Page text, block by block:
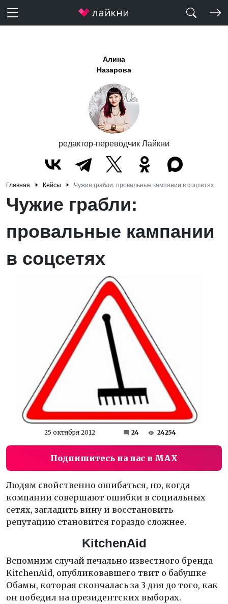
Алина
Назарова
редактор-переводчик Лайкни
Главная Кейсы Чужие грабли: провальные кампании в соцсетях
Чужие грабли:
провальные кампании
в соцсетях
25 октября 2012 24 24254
Подпишитесь на нас в MAX
Людям свойственно ошибаться, но, когда
компании совершают ошибки в социальных
сетях, загладить вину и восстановить
репутацию становится гораздо сложнее.
KitchenAid
Вспомним случай печально известного бренда
KitchenAid, опубликовавшего твит о бабушке
Обамы, которая скончалась за 3 дня до того, как
он победил на президентских выборах.